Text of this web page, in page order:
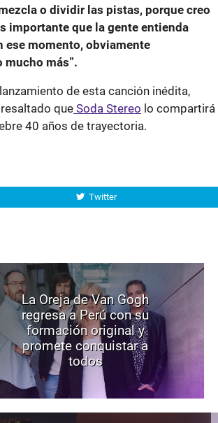
o dividir las pistas, porque creo
importante que la gente entienda
ese momento, obviamente
mucho más”.
de esta canción inédita,
que Soda Stereo lo compartirá
40 años de trayectoria.
Twitter
La Oreja de Van Gogh
regresa a Perú con su
formación original y
promete conquistar a
todos